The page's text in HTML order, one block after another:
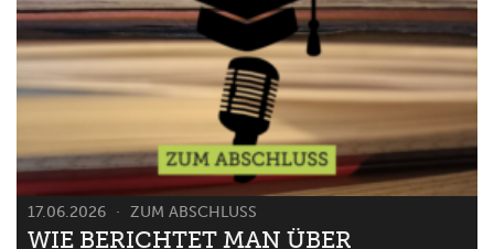
17.06.2026 ZUM ABSCHLUSS
WIE BERICHTET MAN ÜBER